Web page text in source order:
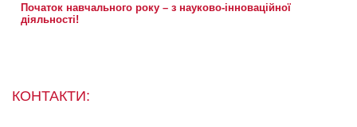
Початок навчального року – з науково-інноваційної
діяльності!
КОНТАКТИ: